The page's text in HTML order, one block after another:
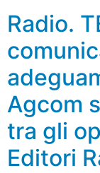
Radio.
Agcom
tra gli
Editori